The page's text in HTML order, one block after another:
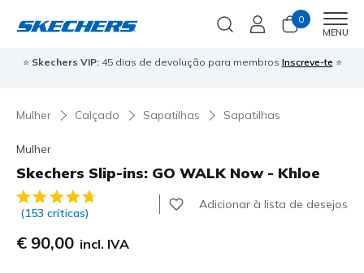
0
MENU
⭐ Skechers VIP:45 dias de devolução para membros Inscreve-te ⭐
Mulher Calçado Sapatilhas Sapatilhas
Mulher
Skechers Slip-ins: GO WALK Now - Khloe
3$7 de 5 – Classificação do cliente
(153 críticas)
Adicionar à lista de desejos
€ 90,00 incl. IVA